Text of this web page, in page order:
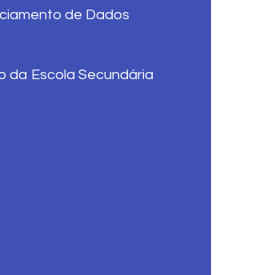
de Dados
da Escola Secundária